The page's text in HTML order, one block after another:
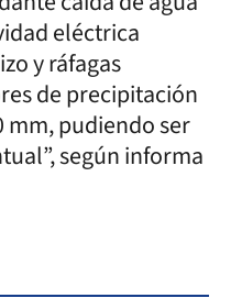
eléctrica
y ráfagas
de precipitación
mm, pudiendo ser
según informa